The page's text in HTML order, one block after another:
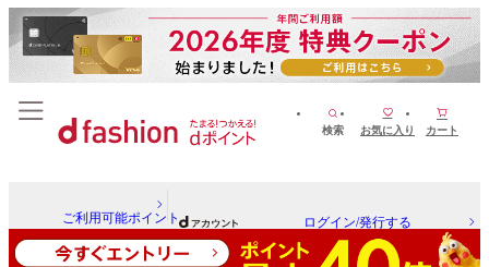
検索 お気に入り カート
ご利用可能ポイント ログイン/発行する